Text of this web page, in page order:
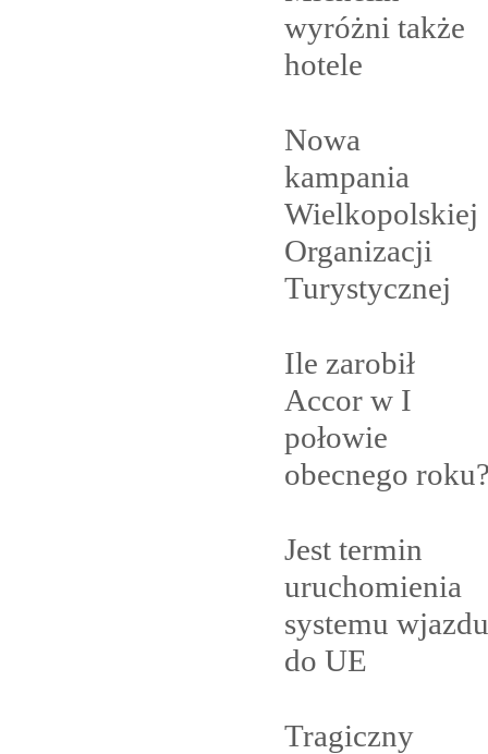
wyróżni także
hotele
Nowa
kampania
Wielkopolskiej
Organizacji
Turystycznej
Ile zarobił
Accor w I
połowie
obecnego
Jest termin
uruchomienia
systemu wjazdu
do UE
Tragiczny